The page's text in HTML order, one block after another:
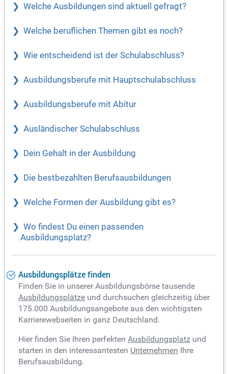
Welche Ausbildungen sind aktuell gefragt?
Welche beruflichen Themen gibt es noch?
Wie entscheidend ist der Schulabschluss?
Ausbildungsberufe mit Hauptschulabschluss
Ausbildungsberufe mit Abitur
Ausländischer Schulabschluss
Dein Gehalt in der Ausbildung
Die bestbezahlten Berufsausbildungen
Welche Formen der Ausbildung gibt es?
Wo findest Du einen passenden
Ausbildungsplatz?
Ausbildungsplätze finden
Finden Sie in unserer Ausbildungsbörse tausende
Ausbildungsplätze und durchsuchen gleichzeitig über
175.000 Ausbildungsangebote aus den wichtigsten
Karrierewebseiten in ganz Deutschland.
Hier finden Sie Ihren perfekten Ausbildungsplatz und
starten in den interessantesten Unternehmen Ihre
Berufsausbildung.